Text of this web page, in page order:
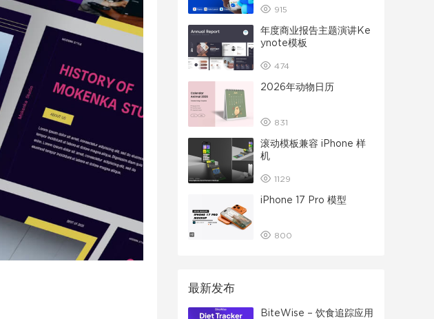
915
年度商业报告主题演讲Ke
ynote模板
474
2026年动物日历
831
滚动模板兼容 iPhone 样
机
1129
iPhone 17 Pro 模型
800
最新发布
BiteWise – 饮食追踪应用